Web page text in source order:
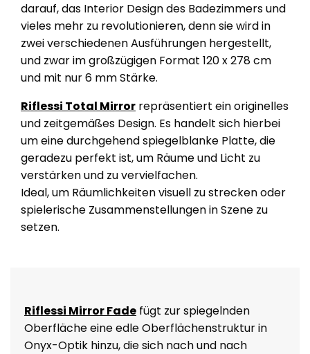
darauf, das Interior Design des Badezimmers und
vieles mehr zu revolutionieren, denn sie wird in
zwei verschiedenen Ausführungen hergestellt,
und zwar im großzügigen Format 120 x 278 cm
und mit nur 6 mm Stärke.
Riflessi Total Mirror repräsentiert ein originelles
und zeitgemäßes Design. Es handelt sich hierbei
um eine durchgehend spiegelblanke Platte, die
geradezu perfekt ist, um Räume und Licht zu
verstärken und zu vervielfachen.
Ideal, um Räumlichkeiten visuell zu strecken oder
spielerische Zusammenstellungen in Szene zu
setzen.
Riflessi Mirror Fade fügt zur spiegelnden
Oberfläche eine edle Oberflächenstruktur in
Onyx-Optik hinzu, die sich nach und nach